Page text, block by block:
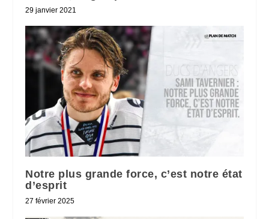
29 janvier 2021
Notre plus grande force, c’est notre état
d’esprit
27 février 2025